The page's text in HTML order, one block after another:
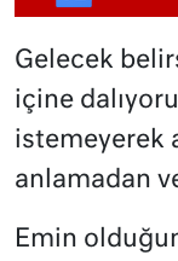
Gelecek
içine
istemeyerek
anlamadan
Emin